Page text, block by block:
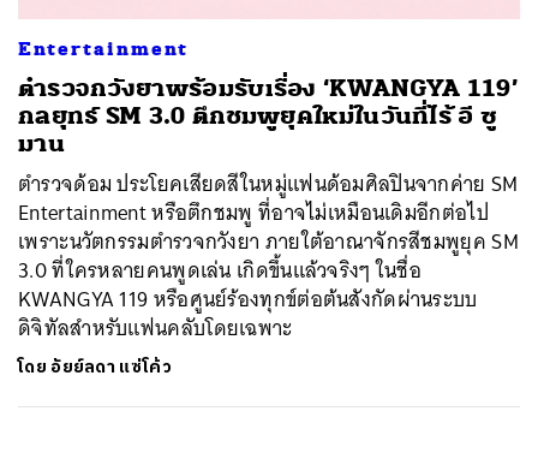
Entertainment
ตำรวจกวังยาพร้อมรับเรื่อง ‘KWANGYA 119’
กลยุทธ์ SM 3.0 ตึกชมพูยุคใหม่ในวันที่ไร้ อี ซู
มาน
ตำรวจด้อม ประโยคเสียดสีในหมู่แฟนด้อมศิลปินจากค่าย SM
Entertainment หรือตึกชมพู ที่อาจไม่เหมือนเดิมอีกต่อไป
เพราะนวัตกรรมตำรวจกวังยา ภายใต้อาณาจักรสีชมพูยุค SM
3.0 ที่ใครหลายคนพูดเล่น เกิดขึ้นแล้วจริงๆ ในชื่อ
KWANGYA 119 หรือศูนย์ร้องทุกข์ต่อต้นสังกัดผ่านระบบ
ดิจิทัลสำหรับแฟนคลับโดยเฉพาะ
โดย อัยย์ลดา แซ่โค้ว
SHARE